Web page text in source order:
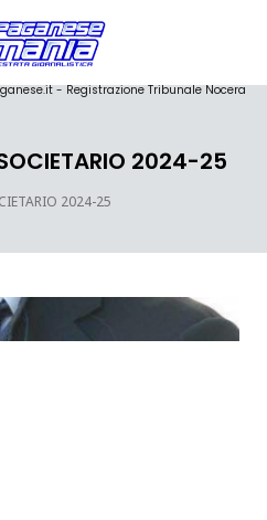
- Registrazione Tribunale Nocera
2024-25
2024-25